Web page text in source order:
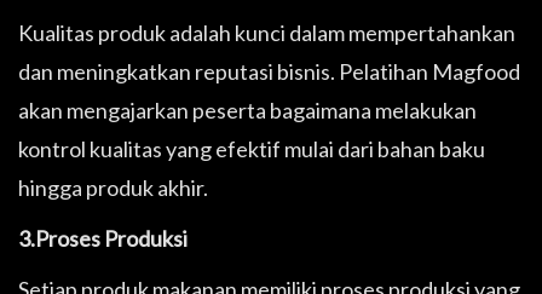
Kualitas produk adalah kunci dalam mempertahankan
dan meningkatkan reputasi bisnis. Pelatihan Magfood
akan mengajarkan peserta bagaimana melakukan
kontrol kualitas yang efektif mulai dari bahan baku
hingga produk akhir.
3.Proses Produksi